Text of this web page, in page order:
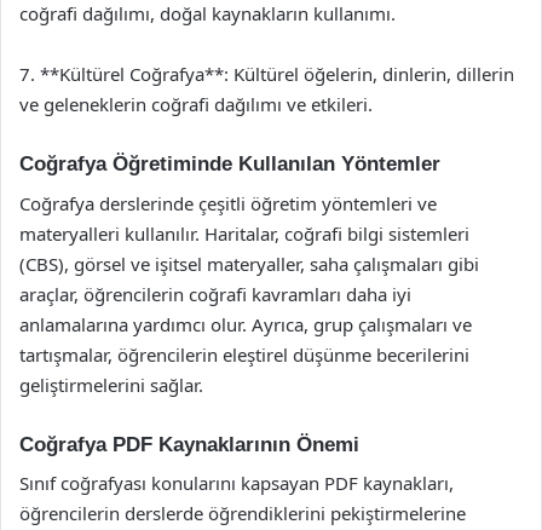
coğrafi dağılımı, doğal kaynakların kullanımı.
7. **Kültürel Coğrafya**: Kültürel öğelerin, dinlerin, dillerin
ve geleneklerin coğrafi dağılımı ve etkileri.
Coğrafya Öğretiminde Kullanılan Yöntemler
Coğrafya derslerinde çeşitli öğretim yöntemleri ve
materyalleri kullanılır. Haritalar, coğrafi bilgi sistemleri
(CBS), görsel ve işitsel materyaller, saha çalışmaları gibi
araçlar, öğrencilerin coğrafi kavramları daha iyi
anlamalarına yardımcı olur. Ayrıca, grup çalışmaları ve
tartışmalar, öğrencilerin eleştirel düşünme becerilerini
geliştirmelerini sağlar.
Coğrafya PDF Kaynaklarının Önemi
Sınıf coğrafyası konularını kapsayan PDF kaynakları,
öğrencilerin derslerde öğrendiklerini pekiştirmelerine